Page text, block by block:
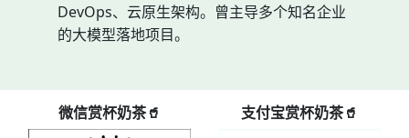
DevOps、云原生架构。曾主导多个知名企业
的大模型落地项目。
微信赏杯奶茶🥤 支付宝赏杯奶茶🥤